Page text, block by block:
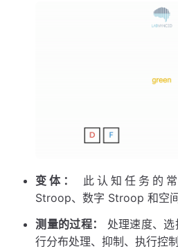
变体：
此认知任务的
Stroop、数字 Stroop 和空
测量的过程：
处理速度、
行分布处理、抑制、执行控